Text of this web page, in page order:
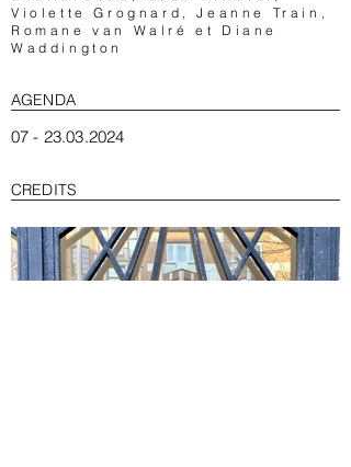
Violette Grognard, Jeanne Train,
Romane van Walré et Diane
Waddington
AGENDA
07 - 23.03.2024
CREDITS